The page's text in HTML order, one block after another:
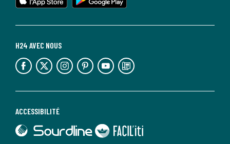
ACCESSIBILITÉ
lien vers Sourdline
lien vers Faciliti
H24 AVEC NOUS
lien vers l'espace réseaux sociaux lien vers l'espace réseaux sociaux lien vers l'espace réseaux sociaux lien vers l'espace réseaux sociaux lien vers l'espace réseaux sociaux lien vers le blog la redoute